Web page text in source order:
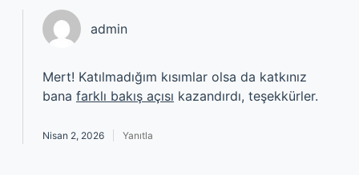
admin
Mert! Katılmadığım kısımlar olsa da katkınız
bana farklı bakış açısı kazandırdı, teşekkürler.
Nisan 2, 2026 Yanıtla